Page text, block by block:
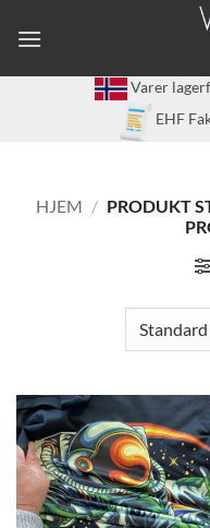
Varer
EHF
HJEM / PRODUKT